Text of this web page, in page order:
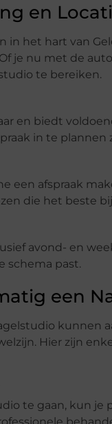
en
in het hart van
je nu met de
te bereiken.
en biedt
in te plannen
een afspraak
die het beste
avond- en
schema past.
een
kunnen
Hier zijn
te gaan, kun je